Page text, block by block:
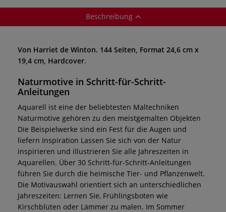
Beschreibung
Von Harriet de Winton. 144 Seiten, Format 24,6 cm x
19,4 cm, Hardcover.
Naturmotive in Schritt-für-Schritt-
Anleitungen
Aquarell ist eine der beliebtesten Maltechniken
Naturmotive gehören zu den meistgemalten Objekten
Die Beispielwerke sind ein Fest für die Augen und
liefern Inspiration Lassen Sie sich von der Natur
inspirieren und illustrieren Sie alle Jahreszeiten in
Aquarellen. Über 30 Schritt-für-Schritt-Anleitungen
führen Sie durch die heimische Tier- und Pflanzenwelt.
Die Motivauswahl orientiert sich an unterschiedlichen
Jahreszeiten: Lernen Sie, Frühlingsboten wie
Kirschblüten oder Lämmer zu malen. Im Sommer